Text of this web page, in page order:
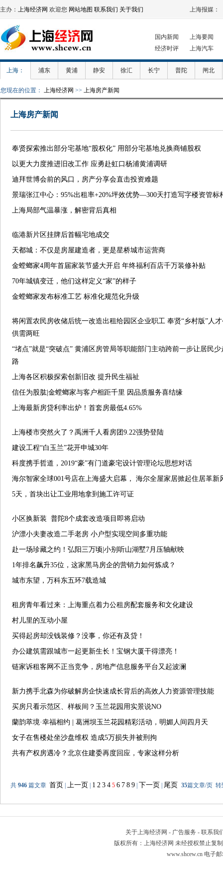
主办： 上海经济网 欢迎您 网站地图 联系我们 关于我们 上海报媒：
上海要闻
国内新闻
上海汽车
经济时评
上海： 浦东 黄浦 静安 徐汇 长宁 普陀 闸北
您现在的位置： 上海经济网 >> 上海房产新闻
上海房产新闻
奉贤探索推出部分宅基地“股权化” 用部分宅基地兑换商铺股权
以更大力度推进旧改工作 应勇赴虹口杨浦黄浦调研
迪拜世博会前的风口，房产分享会直击投资难题
景瑞张江中心：95%出租率+20%坪效优势—300天打造写字楼资管标
上海局部气温暴涨，解密背后真相
临港新片区挂牌后首幅宅地成交
天都城：不仅是房屋建造者，更是星桥城市运营商
金螳螂家4周年首届家装节盛大开启 年终福利百店千万装修补贴
70年城镇变迁，他们这样定义“家”的样子
金螳螂家发布标准工艺 标准化规范化升级
将闲置农民房收储后统一改造出租给园区企业职工 奉贤“乡村版”人
供需两旺
“堵点”就是“突破点” 黄浦区房管局等职能部门主动跨前一步让居民少
路
上海各区积极探索创新旧改 提升民生福祉
信任为股肱|金螳螂家与客户相距千里 因品质服务喜结缘
上海最新房贷利率出炉！首套房最低4.65%
上海楼市突然火了？禹洲千人看房团9.22强势登陆
建设工程“白玉兰”花开申城30年
科度携手哲道，2019“豪”有门道豪宅设计管理论坛思想对话
海尔智家全球001号店在上海盛大启幕， 海尔全屋家居掀起住居革新
5天，首块出让工业用地拿到施工许可证
小区换新装 普陀8个成套改造项目即将启动
沪漂小夫妻改造二手老房 小户型实现空间多重功能
赴一场珍藏之约！弘阳三万顷|小别听山湖墅7月压轴献映
1年排名飙升35位，这家黑马房企的营销力如何炼成？
城市东望，万科东五环7载造城
租房青年看过来：上海重点着力公租房配套服务和文化建设
村儿里的互动小屋
买得起房却没钱装修？没事，你还有及贷！
办公建筑需跟城市一起更新生长！宝钢大厦干得漂亮！
链家诉租客网不正当竞争，房地产信息服务平台又起波澜
新力携手北森为你破解房企快速成长背后的高效人力资源管理技能
买房只看示范区、样板间？玉兰花园用实景说NO
蘭韵萃境·幸福相约 | 葛洲坝玉兰花园精彩活动，明媚人间四月天
女子在售楼处坐沙盘维权 造成5万损失并被刑拘
共有产权房遇冷？北京住建委再度回应，专家这样分析
共 946 篇文章 首页 上一页 1 2 3 4 5 6 7 8 9 下一页 尾页 35篇文章/页 转
关于上海经济网 - 广告服务 - 联系我
版权所有：上海经济网 未经授权禁止复制
www.shcew.cn 电子